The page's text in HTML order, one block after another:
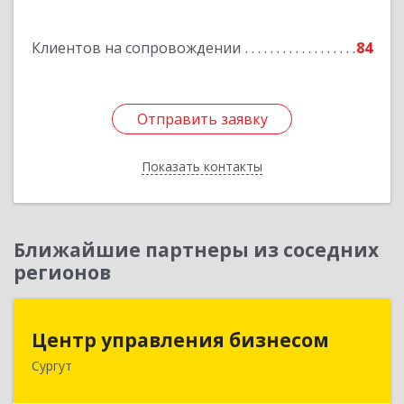
Клиентов на сопровождении 84
Отправить заявку
Показать контакты
Подробнее
Отправить заявку
Назад
Ближайшие партнеры из соседних
регионов
Центр управления бизнесом
Сургут
Центр управления бизнесом
628403, Ханты-Мансийский Автономный округ